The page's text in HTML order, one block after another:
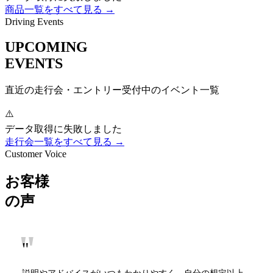
商品一覧をすべて見る →
Driving Events
UPCOMING
EVENTS
直近の走行会・エントリー受付中のイベント一覧
⚠️
データ取得に失敗しました
走行会一覧をすべて見る →
Customer Voice
お客様
の声
"